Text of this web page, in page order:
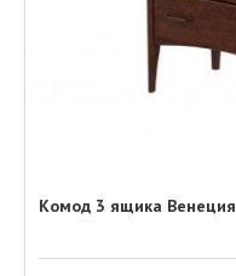
Комод 3 ящика Венеция